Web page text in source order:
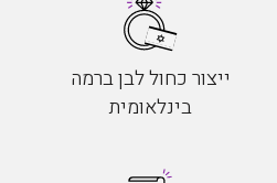
ייצור כחול לבן ברמה
בינלאומית